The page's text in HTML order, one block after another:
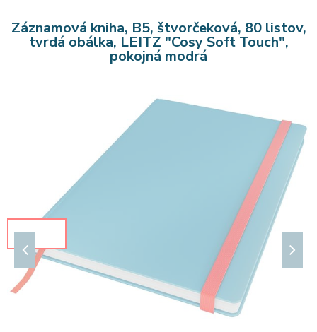
Záznamová kniha, B5, štvorčeková, 80 listov,
tvrdá obálka, LEITZ "Cosy Soft Touch",
pokojná modrá